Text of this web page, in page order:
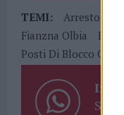
TEMI: Arresto Olbia
Fianzna Olbia
Posti Di Blocco Olbia
Su